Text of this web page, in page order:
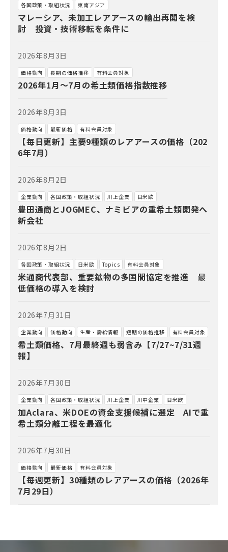
各国政策・取組状況 東南アジア
マレーシア、未加工レアアースの輸出再開を検
討 投資・技術移転を条件に
2026年8月3日
価格動向 長期の価格推移 有料会員対象
2026年1月～7月の希土類価格指数推移
2026年8月3日
価格動向 最新価格 有料会員対象
【毎日更新】主要9種類のレアアースの価格（202
6年7月）
2026年8月2日
企業動向 各国政策・取組状況 川上企業 日米欧
豊田通商とJOGMEC、ナミビアの重希土類開発へ
新会社
2026年8月2日
各国政策・取組状況 日米欧 Topics 有料会員対象
米通商代表部、重要鉱物の多国間協定を推進 最
低価格の導入を検討
2026年7月31日
企業動向 価格動向 生産・需給情報 短期の価格推移 有料会員対象
希土類価格、7月最終週も弱含み【7/27~7/31週
報】
2026年7月30日
企業動向 各国政策・取組状況 川上企業 川中企業 日米欧
加Aclara、米DOEの資金支援候補に選定 AIで重
希土類分離工程を最適化
2026年7月30日
価格動向 最新価格 有料会員対象
【毎週更新】30種類のレアアースの価格（2026年
7月29日）